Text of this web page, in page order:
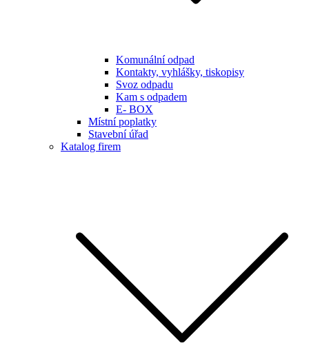
Komunální odpad
Kontakty, vyhlášky, tiskopisy
Svoz odpadu
Kam s odpadem
E- BOX
Místní poplatky
Stavební úřad
Katalog firem